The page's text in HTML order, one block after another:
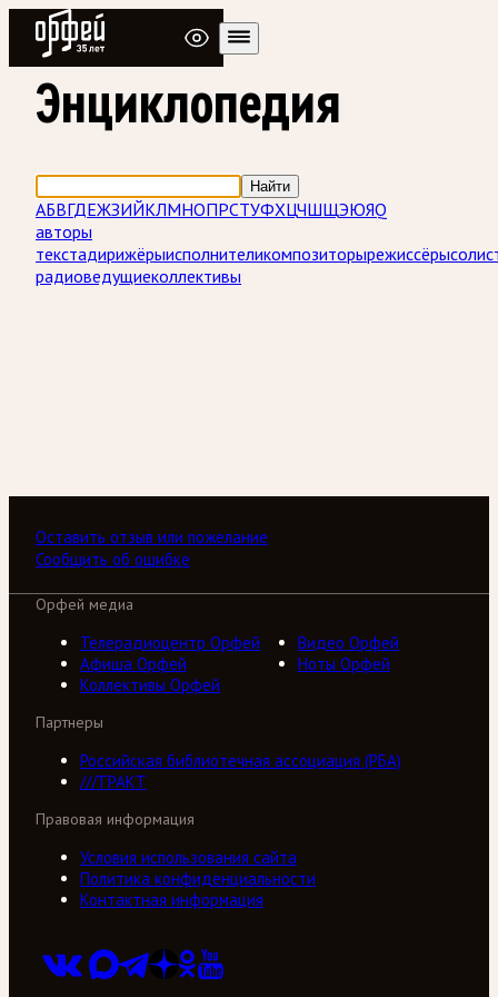
Радио Орфей
Энциклопедия
Найти
АБВГДЕЖЗИЙКЛМНОПРСТУФХЦЧШЩЭЮЯQ
авторы
текстадирижёрыисполнителикомпозиторырежиссёры
радиоведущиеколлективы
Оставить отзыв или пожелание
Сообщить об ошибке
Орфей медиа
Телерадиоцентр Орфей
Видео Орфей
Афиша Орфей
Ноты Орфей
Коллективы Орфей
Партнеры
Российская библиотечная ассоциация (РБА)
///ТРАКТ
Правовая информация
Условия использования сайта
Политика конфиденциальности
Контактная информация